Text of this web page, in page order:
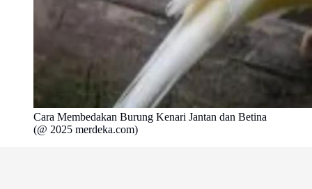
Cara Membedakan Burung Kenari Jantan dan Betina
(@ 2025 merdeka.com)